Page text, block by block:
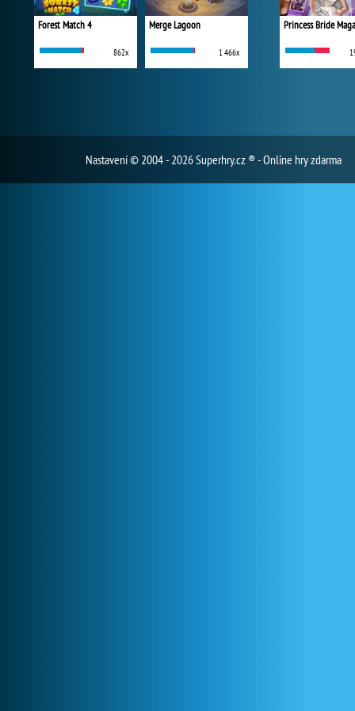
Forest Match 4
862x
Merge Lagoon
1 466x
Princess Bride
Nastavení© 2004 - 2026 Superhry.cz ® - Online hry zdarma